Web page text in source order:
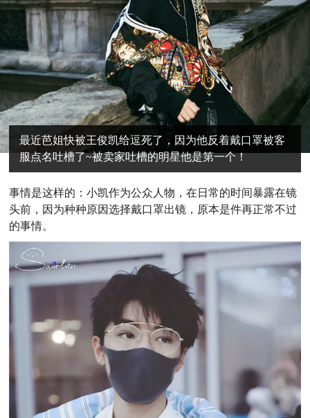
最近芭姐快被王俊凯给逗死了，因为他反着戴口罩被客
服点名吐槽了~被卖家吐槽的明星他是第一个！
事情是这样的：小凯作为公众人物，在日常的时间暴露在镜
头前，因为种种原因选择戴口罩出镜，原本是件再正常不过
的事情。